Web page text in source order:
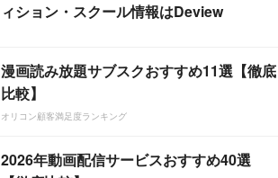
ィション・スクール情報はDeview
漫画読み放題サブスクおすすめ11選【徹底
比較】
オリコン顧客満足度ランキング
2026年動画配信サービスおすすめ40選